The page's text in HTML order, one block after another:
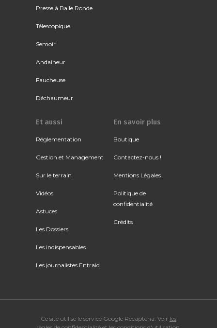
Presse à Balle Ronde
Télescopique
Semoir
Andaineur
Faucheuse
Déchaumeur
Et aussi
Réglementation
Gestion et Management
Sur le terrain
Vidéos
Astuces
Les Dossiers
Les indispensables
Les journalistes Entraid
En savoir plus
Boutique
Contactez-nous !
Mentions Légales
Politique de
confidentialité
Crédits
Ce site utilise le service Google Recaptcha. Voir les